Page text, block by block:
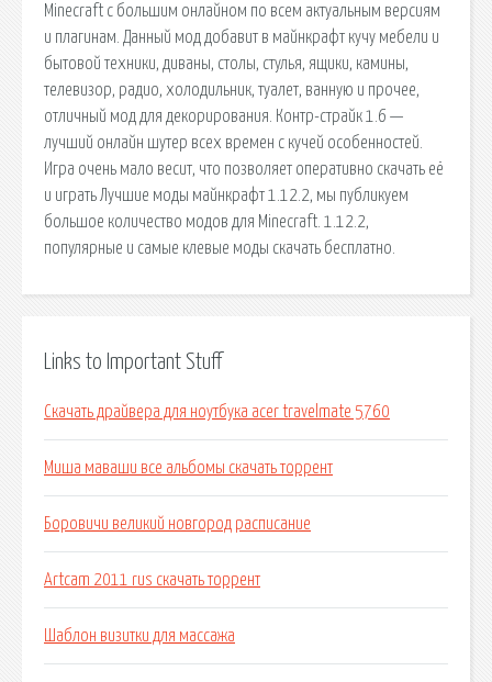
Minecraft с большим онлайном по всем актуальным версиям
и плагинам. Данный мод добавит в майнкрафт кучу мебели и
бытовой техники, диваны, столы, стулья, ящики, камины,
телевизор, радио, холодильник, туалет, ванную и прочее,
отличный мод для декорирования. Контр-страйк 1.6 —
лучший онлайн шутер всех времен с кучей особенностей.
Игра очень мало весит, что позволяет оперативно скачать её
и играть Лучшие моды майнкрафт 1.12.2, мы публикуем
большое количество модов для Minecraft. 1.12.2,
популярные и самые клевые моды скачать бесплатно.
Links to Important Stuff
Скачать драйвера для ноутбука acer travelmate 5760
Миша маваши все альбомы скачать торрент
Боровичи великий новгород расписание
Artcam 2011 rus скачать торрент
Шаблон визитки для массажа